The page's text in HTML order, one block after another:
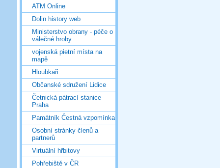
ATM Online
Dolin history web
Ministerstvo obrany - péče o
válečné hroby
vojenská pietní místa na
mapě
Hloubkaři
Občanské sdružení Lidice
Četnická pátrací stanice
Praha
Památník Čestná vzpomínka
Osobní stránky členů a
partnerů
Virtuální hřbitovy
Pohřebiště v ČR